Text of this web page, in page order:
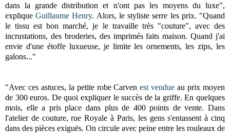
dans la grande distribution et n'ont pas les moyens du luxe",
expliqueGuillaume Henry. Alors, le styliste serre les prix. "Quand
le tissu est bon marché, je le travaille très "couture", avec des
incrustations, des broderies, des imprimés faits maison. Quand j'ai
envie d'une étoffe luxueuse, je limite les ornements, les zips, les
galons..."
"Avec ces astuces, la petite robe Carvenest vendue au prix moyen
de 300 euros. De quoi expliquer le succès de la griffe. En quelques
mois, elle a pris place dans plus de 400 points de vente. Dans
l'atelier de couture, rue Royale à Paris, les gens s'entassent à cinq
dans des pièces exiguës. On circule avec peine entre les rouleaux de